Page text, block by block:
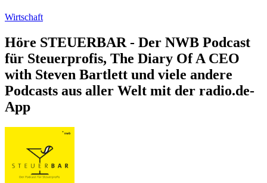
Wirtschaft
Höre STEUERBAR - Der NWB Podcast
für Steuerprofis, The Diary Of A CEO
with Steven Bartlett und viele andere
Podcasts aus aller Welt mit der radio.de-
App